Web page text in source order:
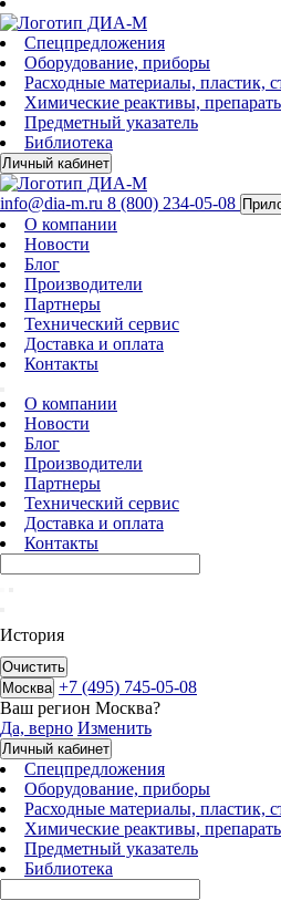
Спецпредложения
Оборудование, приборы
Расходные материалы, пластик,
Химические реактивы,
Предметный указатель
Библиотека
Личный кабинет
info@dia-m.ru 8 (800) 234-05-08
О компании
Новости
Блог
Производители
Партнеры
Технический сервис
Доставка и оплата
Контакты
О компании
Новости
Блог
Производители
Партнеры
Технический сервис
Доставка и оплата
Контакты
История
Очистить
Москва +7 (495) 745-05-08
Ваш регион Москва?
Да, верно Изменить
Личный кабинет
Спецпредложения
Оборудование, приборы
Расходные материалы, пластик,
Химические реактивы,
Предметный указатель
Библиотека